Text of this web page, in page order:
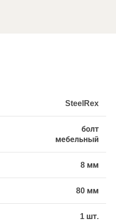
SteelRex
болт
мебельный
8 мм
80 мм
1 шт.